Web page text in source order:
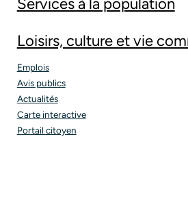
Loisirs, culture et vie
Emplois
Avis publics
Actualités
Carte interactive
Portail citoyen